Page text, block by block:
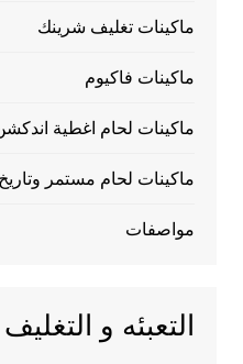
ماكينات تغليف شرينك
ماكينات فاكيوم
ماكينات لحام اغطية
ماكينات لحام مستمر
مواصفات
التعبئه و التغليف